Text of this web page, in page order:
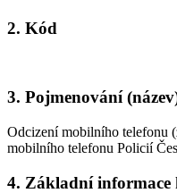
2. Kód
3. Pojmenování
Odcizení mobilního telefonu
mobilního telefonu Policií
4. Základní informace